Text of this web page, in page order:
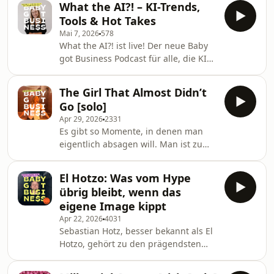
den Kulissen sah es lange ganz
anders aus. In dieser Folge sp
In dieser Solo-Folge erzählt Anni, wie
sie überhaupt dort gelandet ist: von
ihren ersten OMR-Besuchen als
Studentin, kleinen Vorträgen und
Masterclasses bis zu den großen
Bühnen, auf denen sie heute steht. Es
geht um Sichtbarkeit, Selbstzweifel
und den langen Weg
What the AI?! – KI-Trends,
Tools & Hot Takes
Mai 7, 2026 578
What the AI?! ist live! Der neue Baby
got Business Podcast für alle, die KI
„What the AI?!“ startet Baby got
Business ein neues Podcast-Format
rund um künstliche Intelligenz. Host
ist Viktoria Rode, die als KI-Expertin
mit Marken, Agenturen und Teams
arbeitet und genau weiß, wo die
größten Hürden im Alltag liegen. In
dieser e
The Girl That Almost Didn’t
Go [solo]
Apr 29, 20262331
Es gibt so Momente, in denen man
eigentlich absagen will. Man ist zu
nicht. Und manchmal geht man dann
einfach trotzdem und fordert sein
Glück heraus. Genau darum geht’s in
dieser Solo-Folge: um Pläne, die man
fast gecancelt hätte und um die
Frage, wie viel Glück wirklich Zufall
ist. Außerdem spricht Anni über alles,
El Hotzo: Was vom Hype
übrig bleibt, wenn das
eigene Image kippt
Apr 22, 20264031
Sebastian Hotz, besser bekannt als El
Hotzo, gehört zu den prägendsten